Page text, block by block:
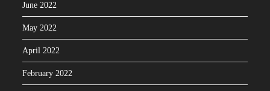
June 2022
May 2022
April 2022
February 2022